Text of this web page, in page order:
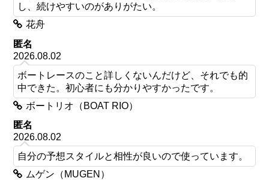
し、続けやすいのがありがたい。
花舟
匿名
2026.08.02
ボートレースのこと詳しくないんだけど、それでも的
中できた。初心者にも分かりやすかったです。
ボートリオ（BOAT RIO）
匿名
2026.08.02
自分の予想スタイルと相性が良いので使っています。
ムゲン（MUGEN）